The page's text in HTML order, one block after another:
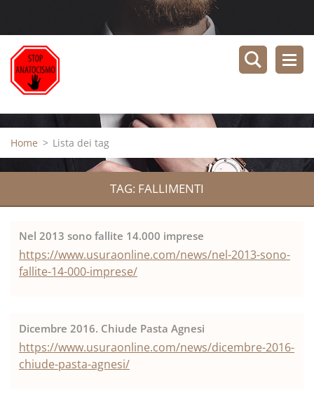
Home > Lista dei tag
TAG: FALLIMENTI
Nel 2013 sono fallite 14.000 imprese
https://www.usuraonline.com/news/nel-2013-sono-
fallite-14-000-imprese/
Dicembre 2016. Chiude Pasta Agnesi
https://www.usuraonline.com/news/dicembre-2016-
chiude-pasta-agnesi/